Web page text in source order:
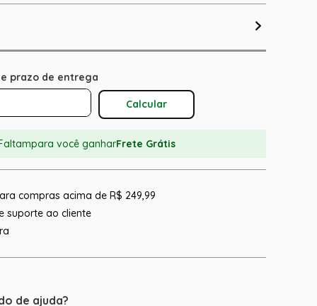
Calcular O Frete
para você ganharFrete Grátis
compras acima de R$ 249,99
suporte ao cliente
de ajuda?